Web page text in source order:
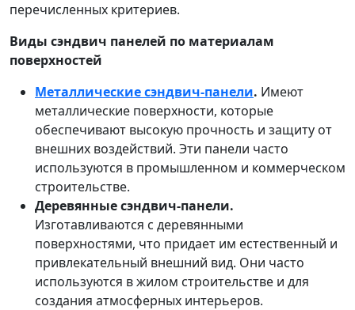
перечисленных критериев.
Виды сэндвич панелей по материалам
поверхностей
Металлические сэндвич-панели. Имеют
металлические поверхности, которые
обеспечивают высокую прочность и защиту от
внешних воздействий. Эти панели часто
используются в промышленном и коммерческом
строительстве.
Деревянные сэндвич-панели.
Изготавливаются с деревянными
поверхностями, что придает им естественный и
привлекательный внешний вид. Они часто
используются в жилом строительстве и для
создания атмосферных интерьеров.